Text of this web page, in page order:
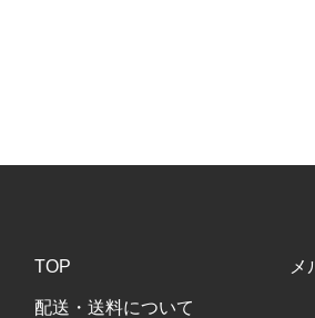
TOP
配送・送料について
メ